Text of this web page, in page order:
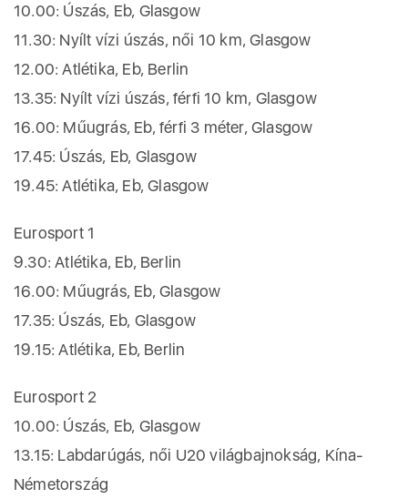
10.00: Úszás, Eb, Glasgow
11.30: Nyílt vízi úszás, női 10 km, Glasgow
12.00: Atlétika, Eb, Berlin
13.35: Nyílt vízi úszás, férfi 10 km, Glasgow
16.00: Műugrás, Eb, férfi 3 méter, Glasgow
17.45: Úszás, Eb, Glasgow
19.45: Atlétika, Eb, Glasgow
Eurosport 1
9.30: Atlétika, Eb, Berlin
16.00: Műugrás, Eb, Glasgow
17.35: Úszás, Eb, Glasgow
19.15: Atlétika, Eb, Berlin
Eurosport 2
10.00: Úszás, Eb, Glasgow
13.15: Labdarúgás, női U20 világbajnokság, Kína-
Németország